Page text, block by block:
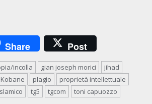
Share Post
incolla gian joseph morici
jihad
Kobane plagio
proprietà intellettuale
tg5 tgcom toni capuozzo